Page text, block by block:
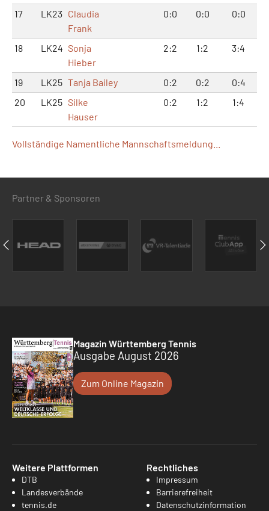
17 LK23 Claudia
Frank
0:0 0:0 0:0
18 LK24 Sonja
Hieber
2:2 1:2 3:4
19 LK25 Tanja Bailey 0:2 0:2
0:4
20
LK25 Silke
Hauser
0:2 1:2 1:4
Vollständige Namentliche Mannschaftsmeldung...
Partner & Sponsoren
Magazin Württemberg Tennis
Ausgabe August 2026
Zum Online Magazin
Weitere Plattformen
DTB
Landesverbände
tennis.de
Rechtliches
Impressum
Barrierefreiheit
Datenschutzinformation